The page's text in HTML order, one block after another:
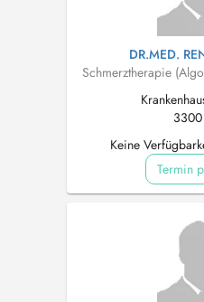
DR.MED.
Schmerztherapie
Keine
Termin